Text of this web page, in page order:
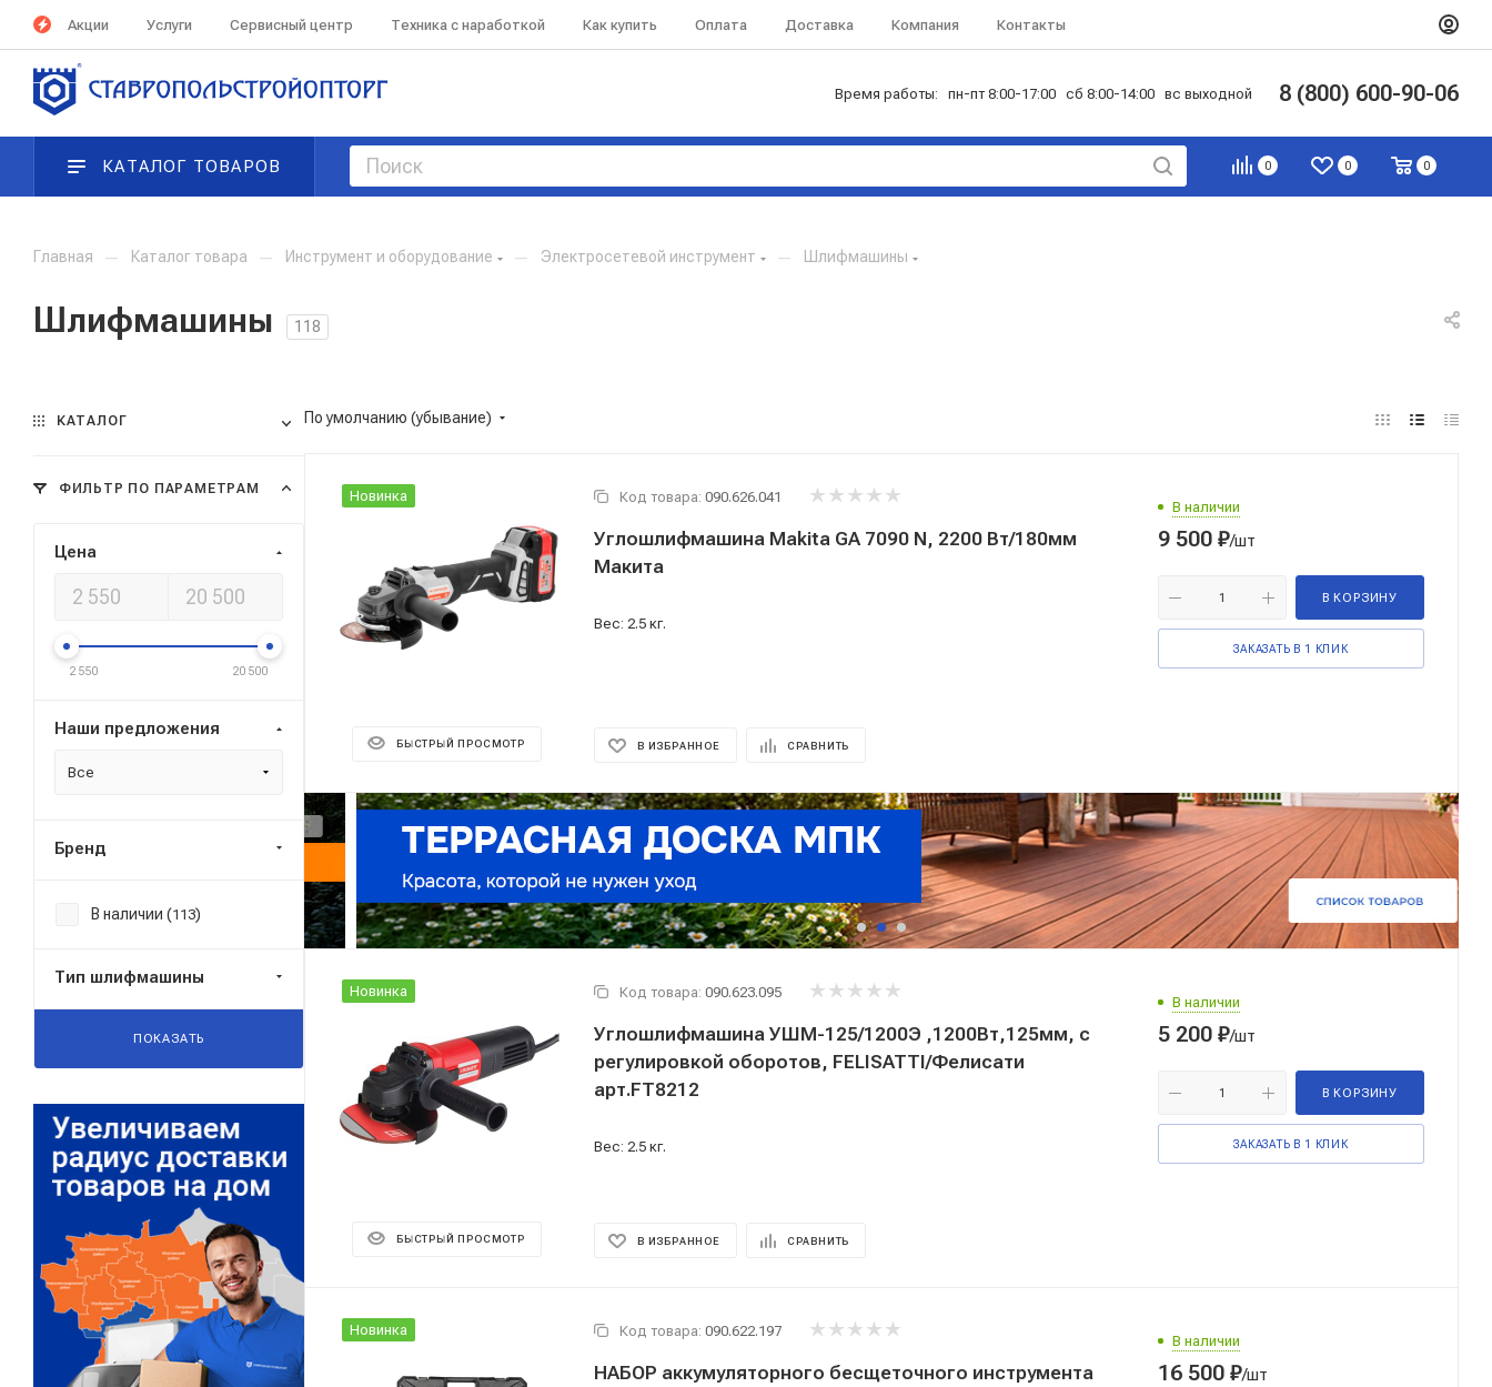
Акции Услуги Сервисный центр Техника с наработкой Как купить Оплата Доставка Компания Контакты
Время работы: пн-пт 8:00-17:00 сб 8:00-14:00 вс выходной 8 (800) 600-90-06
0 0 0
КАТАЛОГ ТОВАРОВ
Главная — Каталог товара — Инструмент и оборудование — Электросетевой инструмент — Шлифмашины
Шлифмашины 118
По умолчанию (убывание)
Новинка
БЫСТРЫЙ ПРОСМОТР
Код товара: 090.626.041
Углошлифмашина Makita GA 7090 N, 2200 Вт/180мм
Макита
Вес: 2.5 кг.
В ИЗБРАННОЕ СРАВНИТЬ
В наличии
9 500 ₽/шт
В КОРЗИНУ
ЗАКАЗАТЬ В 1 КЛИК
Новинка
БЫСТРЫЙ ПРОСМОТР
Код товара: 090.623.095
Углошлифмашина УШМ-125/1200Э ,1200Вт,125мм, с
регулировкой оборотов, FELISATTI/Фелисати
арт.FT8212
Вес: 2.5 кг.
В ИЗБРАННОЕ СРАВНИТЬ
В наличии
5 200 ₽/шт
В КОРЗИНУ
ЗАКАЗАТЬ В 1 КЛИК
Новинка Код товара: 090.622.197
НАБОР аккумуляторного бесщеточного инструмента
В наличии
16 500 ₽/шт
КАТАЛОГ
ФИЛЬТР ПО ПАРАМЕТРАМ
Цена
2 550 20 500
Наши предложения
Все
Бренд
В наличии (113)
Тип шлифмашины
ПОКАЗАТЬ